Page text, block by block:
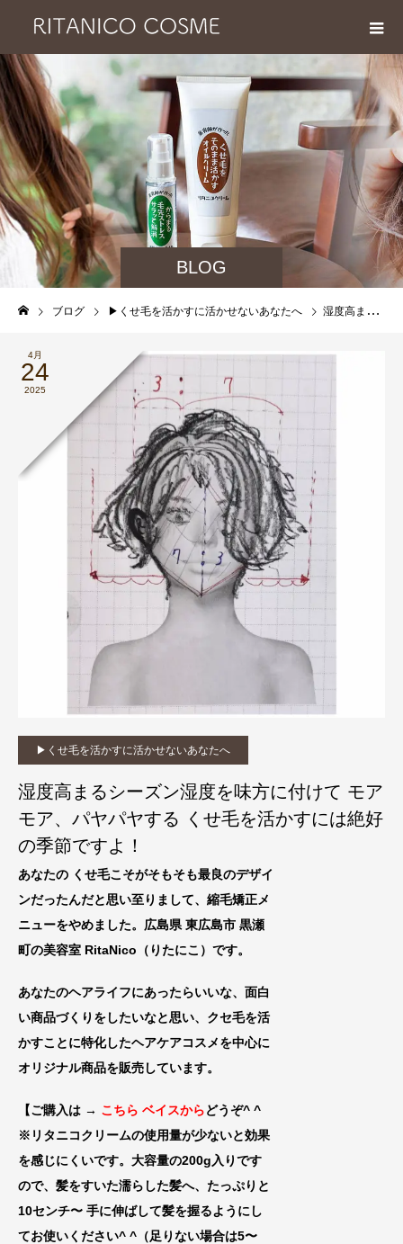
BLOG
ブログ ▶︎くせ毛を活かすに活かせないあなたへ 湿度高まるシーズン湿度を味方に付けて モアモア、パヤパヤする くせ毛を活かすには絶好の季節ですよ！
4月
24
2025
▶︎くせ毛を活かすに活かせないあなたへ
湿度高まるシーズン湿度を味方に付けて モア
モア、パヤパヤする くせ毛を活かすには絶好
の季節ですよ！
あなたの くせ毛こそがそもそも最良のデザイ
ンだったんだと思い至りまして、縮毛矯正メ
ニューをやめました。広島県 東広島市 黒瀬
町の美容室 RitaNico （りたにこ）です。
あなたのヘアライフにあったらいいな、 面白
い商品づくりをしたいなと思い、クセ毛を活
かすことに特化したヘアケアコスメを中心に
オリジナル商品を販売しています。
【ご購入は → こちら ベイスからどうぞ^ ^
※リタニコクリームの使用量が少ないと効果
を感じにくいです。大容量の200g入りです
ので、髪をすいた濡らした髪へ、たっぷりと
10センチ〜 手に伸ばして髪を握るようにし
てお使いください^ ^（足りない場合は5〜